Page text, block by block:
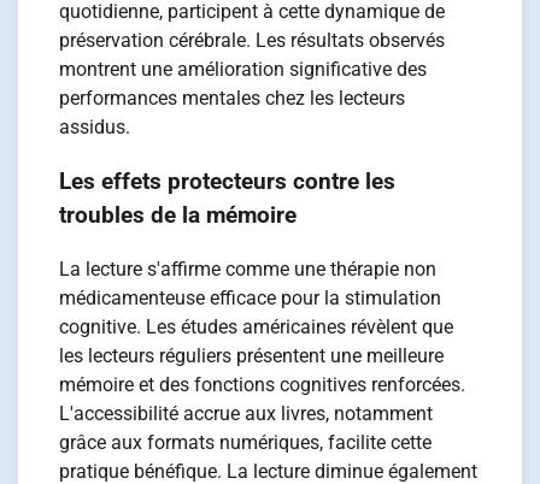
quotidienne, participent à cette dynamique de
préservation cérébrale. Les résultats observés
montrent une amélioration significative des
performances mentales chez les lecteurs
assidus.
Les effets protecteurs contre les
troubles de la mémoire
La lecture s'affirme comme une thérapie non
médicamenteuse efficace pour la stimulation
cognitive. Les études américaines révèlent que
les lecteurs réguliers présentent une meilleure
mémoire et des fonctions cognitives renforcées.
L'accessibilité accrue aux livres, notamment
grâce aux formats numériques, facilite cette
pratique bénéfique. La lecture diminue également